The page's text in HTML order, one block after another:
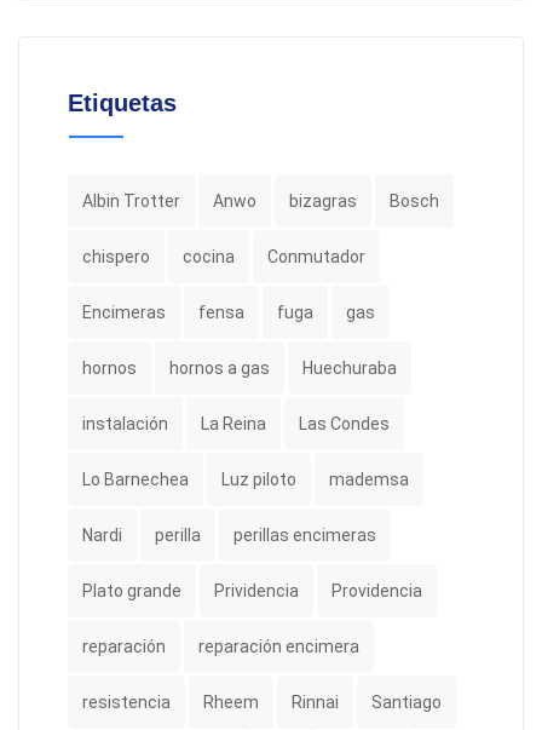
Etiquetas
Albin Trotter Anwo bizagras Bosch
chispero cocina Conmutador
Encimeras fensa fuga gas
hornos hornos a gas Huechuraba
instalación La Reina Las Condes
Lo Barnechea Luz piloto mademsa
Nardi perilla perillas encimeras
Plato grande Prividencia Providencia
reparación reparación encimera
resistencia Rheem Rinnai Santiago